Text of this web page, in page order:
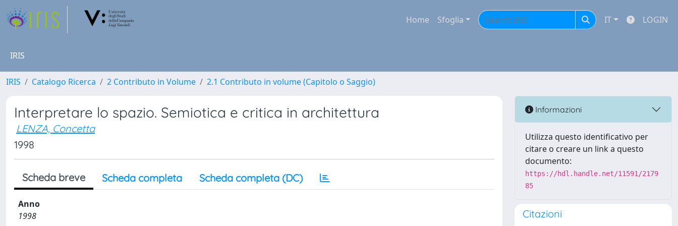
Home Sfoglia IT LOGIN
IRIS
IRIS Catalogo Ricerca 2 Contributo in Volume 2.1 Contributo in volume (Capitolo o Saggio)
Interpretare lo spazio. Semiotica e critica in architettura
LENZA, Concetta
1998
Scheda breve Scheda completa Scheda completa (DC)
Anno
1998
Informazioni
Utilizza questo identificativo per
citare o creare un link a questo
documento:
https://hdl.handle.net/11591/2179
85
Citazioni